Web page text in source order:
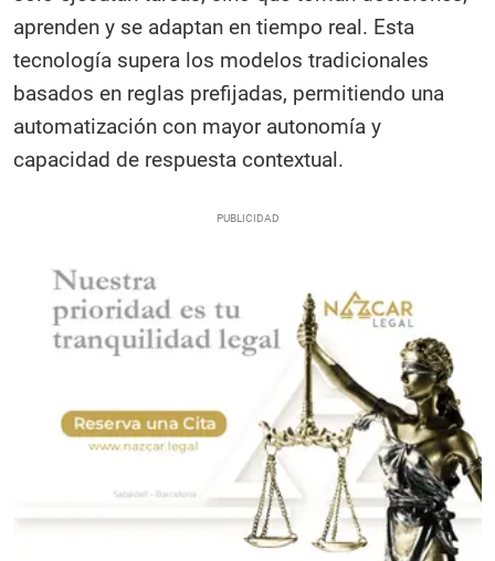
aprenden y se adaptan en tiempo real. Esta
tecnología supera los modelos tradicionales
basados en reglas prefijadas, permitiendo una
automatización con mayor autonomía y
capacidad de respuesta contextual.​